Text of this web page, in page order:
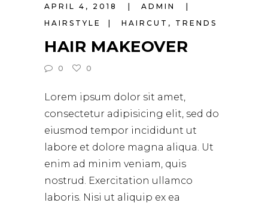
APRIL 4, 2018
ADMIN
HAIRSTYLE
HAIRCUT , TRENDS
HAIR MAKEOVER
0 0
Lorem ipsum dolor sit amet,
consectetur adipisicing elit, sed do
eiusmod tempor incididunt ut
labore et dolore magna aliqua. Ut
enim ad minim veniam, quis
nostrud. Exercitation ullamco
laboris. Nisi ut aliquip ex ea